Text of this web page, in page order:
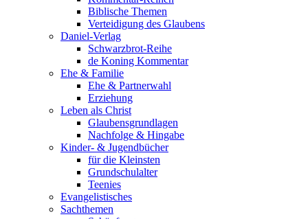
Biblische Themen
Verteidigung des Glaubens
Daniel-Verlag
Schwarzbrot-Reihe
de Koning Kommentar
Ehe & Familie
Ehe & Partnerwahl
Erziehung
Leben als Christ
Glaubensgrundlagen
Nachfolge & Hingabe
Kinder- & Jugendbücher
für die Kleinsten
Grundschulalter
Teenies
Evangelistisches
Sachthemen